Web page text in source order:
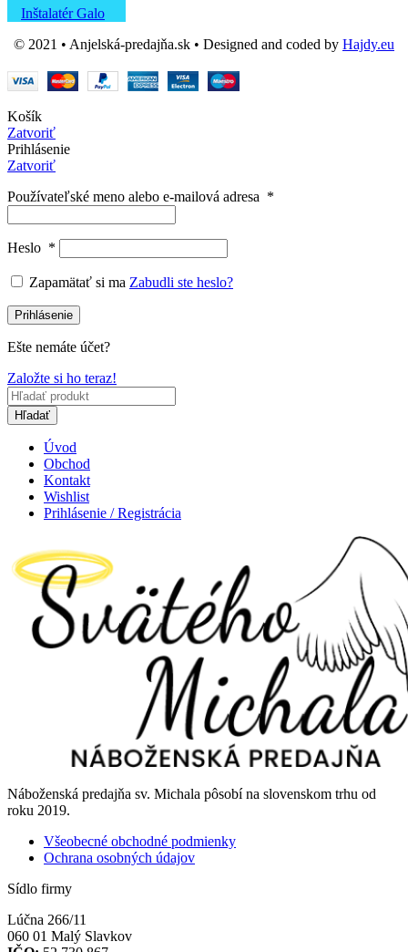
Inštalatér Galo
© 2021 • Anjelská-predajňa.sk • Designed and coded by Hajdy.eu
Košík
Zatvoriť
Prihlásenie
Zatvoriť
Používateľské meno alebo e-mailová adresa *
Heslo *
Zapamätať si ma Zabudli ste heslo?
Prihlásenie
Ešte nemáte účet?
Založte si ho teraz!
Hľadať
Úvod
Obchod
Kontakt
Wishlist
Prihlásenie / Registrácia
Náboženská predajňa sv. Michala pôsobí na slovenskom trhu od
roku 2019.
Všeobecné obchodné podmienky
Ochrana osobných údajov
Sídlo firmy
Lúčna 266/11
060 01 Malý Slavkov